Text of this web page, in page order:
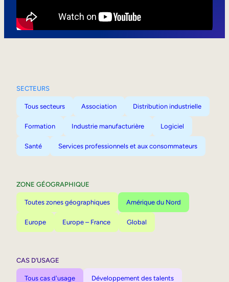
SECTEURS
Tous secteurs Association Distribution industrielle
Formation Industrie manufacturière Logiciel
Santé Services professionnels et aux consommateurs
ZONE GÉOGRAPHIQUE
Toutes zones géographiques Amérique du Nord
Europe Europe – France Global
CAS D’USAGE
Tous cas d'usage Développement des talents